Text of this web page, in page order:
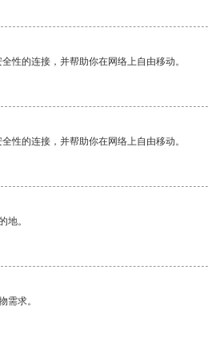
性的连接，并帮助你在网络上自由移动。
性的连接，并帮助你在网络上自由移动。
地。
需求。